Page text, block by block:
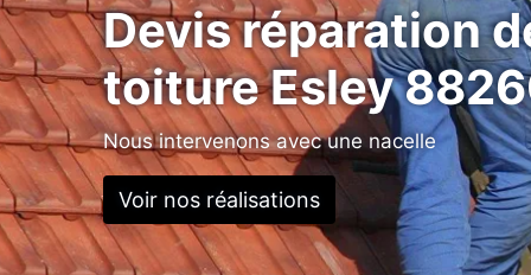
Devis réparation
toiture Esley
Nous intervenons avec une nacelle
Voir nos réalisations